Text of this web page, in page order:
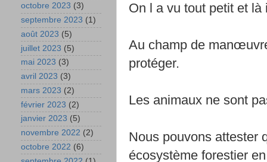
On l a vu tout petit et
Au champ de
protéger.
Les animaux ne sont
Nous pouvons attester
écosystème forestier
octobre 2023 (3)
septembre 2023 (1)
août 2023 (5)
juillet 2023 (5)
mai 2023 (3)
avril 2023 (3)
mars 2023 (2)
février 2023 (2)
janvier 2023 (5)
novembre 2022 (2)
octobre 2022 (6)